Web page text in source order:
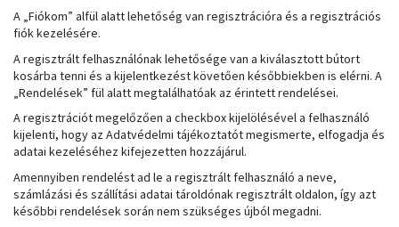
A „Fiókom” alfül alatt lehetőség van regisztrációra és a regisztrációs
fiók kezelésére.
A regisztrált felhasználónak lehetősége van a kiválasztott bútort
kosárba tenni és a kijelentkezést követően későbbiekben is elérni. A
„Rendelések” fül alatt megtalálhatóak az érintett rendelései.
A regisztrációt megelőzően a checkbox kijelölésével a felhasználó
kijelenti, hogy az Adatvédelmi tájékoztatót megismerte, elfogadja és
adatai kezeléséhez kifejezetten hozzájárul.
Amennyiben rendelést ad le a regisztrált felhasználó a neve,
számlázási és szállítási adatai tároldónak regisztrált oldalon, így azt
későbbi rendelések során nem szükséges újból megadni.